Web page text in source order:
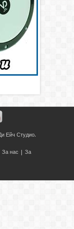
Ейч Студио.
За нас За